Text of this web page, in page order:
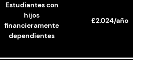
Estudiantes con
hijos
financieramente
dependientes
£2.024/año